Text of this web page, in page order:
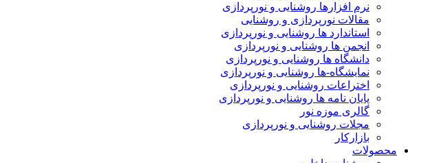
نرم افزارها روشنایی و نورپردازی
مقالات نورپردازی و روشنایی
استاندارد ها روشنایی و نورپردازی
انجمن ها روشنایی و نورپردازی
دانشگاه ها روشنایی و نورپردازی
نمایشگاه-ها روشنایی و نورپردازی
اختراعات روشنایی و نورپردازی
پایان نامه ها روشنایی و نورپردازی
گالری موزه نور
مجلات روشنایی و نورپردازی
بازارکار
محصولات